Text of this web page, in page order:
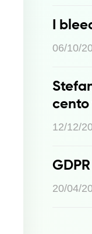
I
06/10/
12/12/
20/04/